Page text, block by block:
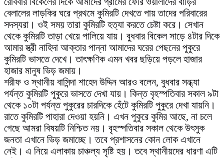
বেলালের লাড়কির ঘরে প্রথমে কুমিরটি দেখতে পায় তাদের পরিবারের
সদস্যরা। ওই সময় তারা কুমিরটি হত্যা করতে চেষ্টা করে। সেখান
থেকে কুমিরটি তাড়া খেয়ে পালিয়ে যায়। বুধবার বিকেল সাড়ে ৪টার দিকে
আমার স্ত্রী নাহিদা আক্তার পান্না আমাদের ঘরের পেছনের পুকুরে
কুমিরটি ভাসতে দেখে। তাৎক্ষণিক এমন খবর ছড়িয়ে পড়লে হাজার
হাজার মানুষ ভিড় জমায়।
শরীফ ও স্থানীয় বাসিন্দা শাহেদ উদ্দিন আরও বলেন, বুধবার সন্ধ্যা
পর্যন্ত কুমিরটি পুকুরে ভাসতে দেখা যায়। কিন্ত বৃহস্পতিবার সকাল ৯টা
থেকে ১০টা পর্যন্ত পুকুরের চারদিকে হেঁটে কুমিরটি পুকুরে দেখা যায়নি।
রাতে কুমিরটি পাহারা দেওয়া হয়নি। এখন পুকুরে কুমির আছে, না চলে
গেছে আমরা বিষয়টি নিশ্চিত নয়। বৃহস্পতিবার সকাল থেকে উৎসুক
জনতা এখানে ভিড় জমাচ্ছে। তবে প্রশাসনের কোন লোক এখানে
নেই। এ নিয়ে এলাকায় চাঞ্চল্য সৃষ্টি হয়। তবে স্থানীয়দের ধারণা এটি